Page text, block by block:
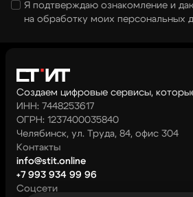
Я подтверждаю ознакомление и
на обработку моих персональных
Создаем цифровые сервисы,
ИНН: 7448253617
ОГРН: 1237400035840
Челябинск, ул. Труда, 84, офис 304
Контакты
info@stit.online
+7 993 934 99 96
Соцсети